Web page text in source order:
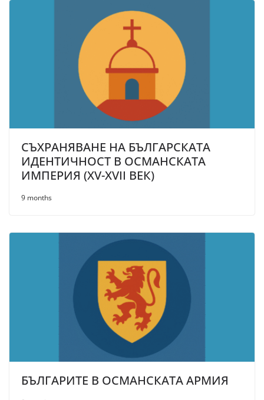
СЪХРАНЯВАНЕ НА БЪЛГАРСКАТА
ИДЕНТИЧНОСТ В ОСМАНСКАТА
ИМПЕРИЯ (XV-XVII ВЕК)
9 months
БЪЛГАРИТЕ В ОСМАНСКАТА АРМИЯ